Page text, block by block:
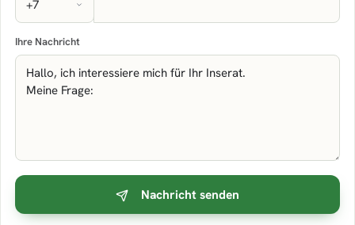
Ihre Nachricht
Nachricht senden